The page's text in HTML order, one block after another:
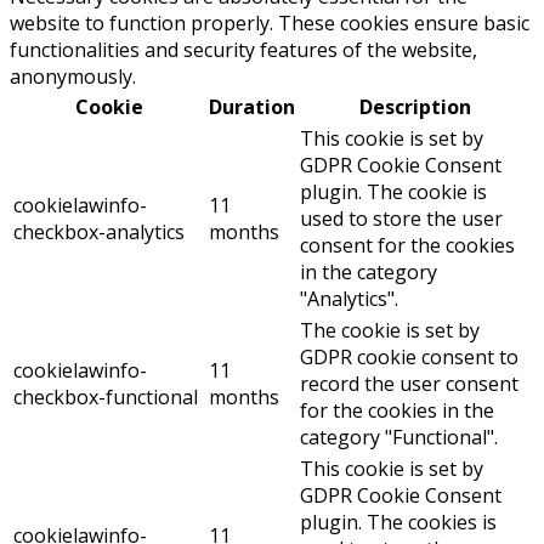
website to function properly. These cookies ensure basic
functionalities and security features of the website,
anonymously.
Cookie
Duration Description
cookielawinfo-
checkbox-analytics
11
months
This cookie is set by
GDPR Cookie Consent
plugin. The cookie is
used to store the user
consent for the cookies
in the category
"Analytics".
cookielawinfo-
checkbox-functional
11
months
The cookie is set by
GDPR cookie consent to
record the user consent
for the cookies in the
category "Functional".
cookielawinfo- 11
This cookie is set by
GDPR Cookie Consent
plugin. The cookies is